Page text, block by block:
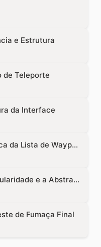
e Estrutura
de Teleporte
da Interface
A População Dinâmica da Lista de Waypoints
Refatoração da Modularidade e a Abstração do Teleporte
de Fumaça Final